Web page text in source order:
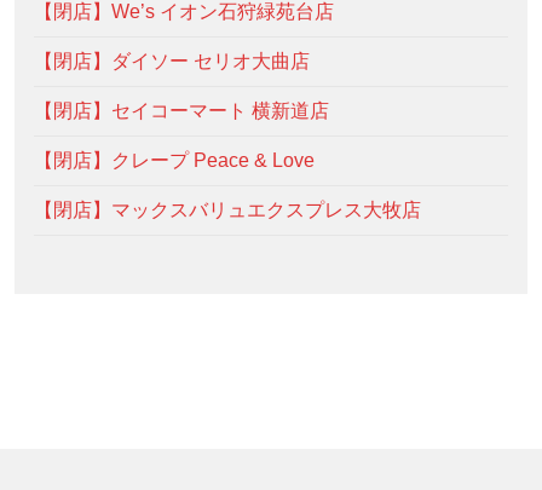
【閉店】We’s イオン石狩緑苑台店
【閉店】ダイソー セリオ大曲店
【閉店】セイコーマート 横新道店
【閉店】クレープ Peace & Love
【閉店】マックスバリュエクスプレス大牧店